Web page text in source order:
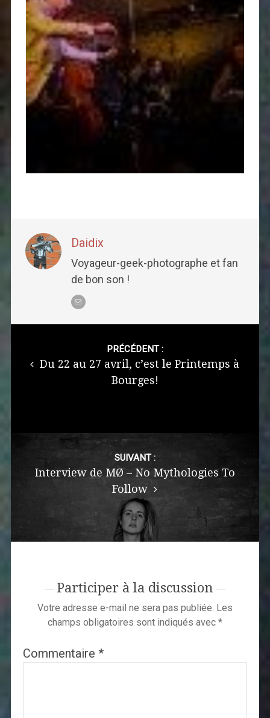
Daidix
Voyageur-geek-photographe et fan
de bon son !
PRÉCÉDENT :
Du 22 au 27 avril, c’est le Printemps à
Bourges!
SUIVANT :
Interview de MØ – No Mythologies To
Follow
Participer à la discussion
Votre adresse e-mail ne sera pas publiée. Les
champs obligatoires sont indiqués avec *
Commentaire *